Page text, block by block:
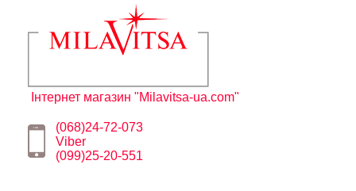
Інтернет магазин "Milavitsa-ua.com"
(068)24-72-073
Viber
(099)25-20-551